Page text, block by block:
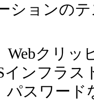
ションの
Webクリ
インフラ
パスワー